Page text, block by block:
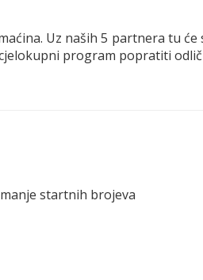
Uz naših 5 partnera tu
program popratiti
startnih brojeva